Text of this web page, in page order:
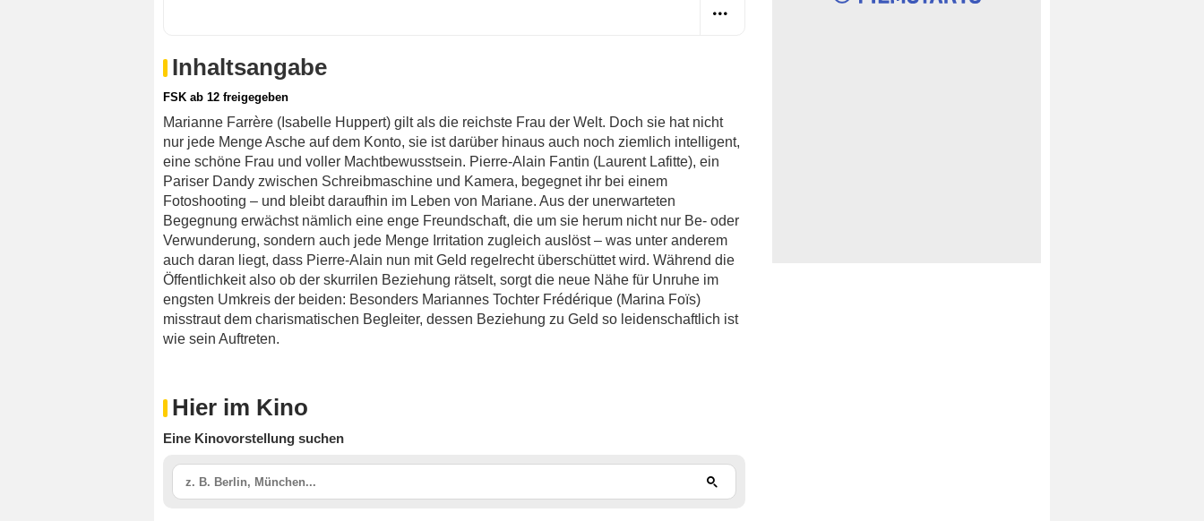
Inhaltsangabe
FSK ab 12 freigegeben
Marianne Farrère (Isabelle Huppert) gilt als die reichste Frau der Welt. Doch sie hat nicht
nur jede Menge Asche auf dem Konto, sie ist darüber hinaus auch noch ziemlich intelligent,
eine schöne Frau und voller Machtbewusstsein. Pierre-Alain Fantin (Laurent Lafitte), ein
Pariser Dandy zwischen Schreibmaschine und Kamera, begegnet ihr bei einem
Fotoshooting – und bleibt daraufhin im Leben von Mariane. Aus der unerwarteten
Begegnung erwächst nämlich eine enge Freundschaft, die um sie herum nicht nur Be- oder
Verwunderung, sondern auch jede Menge Irritation zugleich auslöst – was unter anderem
auch daran liegt, dass Pierre-Alain nun mit Geld regelrecht überschüttet wird. Während die
Öffentlichkeit also ob der skurrilen Beziehung rätselt, sorgt die neue Nähe für Unruhe im
engsten Umkreis der beiden: Besonders Mariannes Tochter Frédérique (Marina Foïs)
misstraut dem charismatischen Begleiter, dessen Beziehung zu Geld so leidenschaftlich ist
wie sein Auftreten.
Hier im Kino
Eine Kinovorstellung suchen